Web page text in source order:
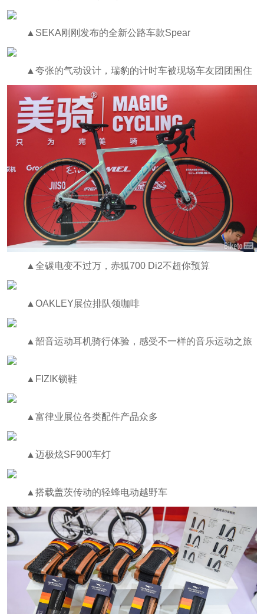
▲SEKA刚刚发布的全新公路车款Spear
▲夸张的气动设计，瑞豹的计时车被现场车友团团围住
▲全碳电变不过万，赤狐700 Di2不超你预算
▲OAKLEY展位排队领咖啡
▲韶音运动耳机骑行体验，感受不一样的音乐运动之旅
▲FIZIK锁鞋
▲富律业展位各类配件产品众多
▲迈极炫SF900车灯
▲搭载盖茨传动的轻蜂电动越野车